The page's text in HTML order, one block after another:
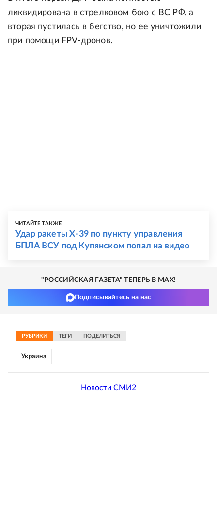
ликвидирована в стрелковом бою с ВС РФ, а
вторая пустилась в бегство, но ее уничтожили
при помощи FPV-дронов.
ЧИТАЙТЕ ТАКЖЕ
Удар ракеты Х-39 по пункту управления
БПЛА ВСУ под Купянском попал на видео
"РОССИЙСКАЯ ГАЗЕТА" ТЕПЕРЬ В MAX!
Подписывайтесь на нас
РУБРИКИ ТЕГИ ПОДЕЛИТЬСЯ
Украина
Новости СМИ2